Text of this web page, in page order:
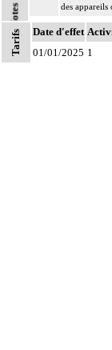
Notes
des
7
Les actes sur
Tarifs Date d'effet
01/01/2025 1